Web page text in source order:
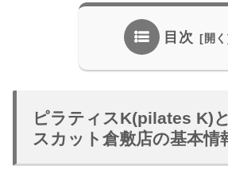
目次
ピラティスK(pilates K)
スカット倉敷店の基本情